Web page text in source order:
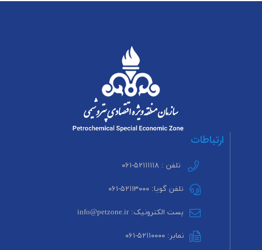
ارتباطات
تلفن : ۵۲۱۱۱۱۱۸-۰۶۱
تلفن گویا: ۵۲۱۱۳۰۰۰-۰۶۱
پست الکترونیک: info@petzone.ir
نمابر: ۵۲۱۱۰۰۰۰-۰۶۱